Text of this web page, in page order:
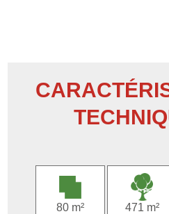
80 m² 471 m²